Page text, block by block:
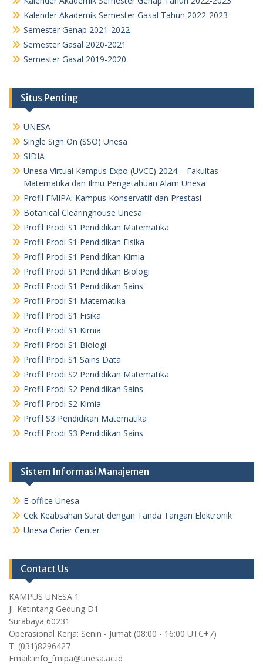
Kalender Akademik Semester Gasal Tahun 2022-2023
Semester Genap 2021-2022
Semester Gasal 2020-2021
Semester Gasal 2019-2020
Situs Penting
UNESA
Single Sign On (SSO) Unesa
SIDIA
Unesa Virtual Kampus Expo (UVCE) 2024 – Fakultas
Matematika dan Ilmu Pengetahuan Alam Unesa
Profil FMIPA: Kampus Konservatif dan Prestasi
Botanical Clearinghouse Unesa
Profil Prodi S1 Pendidikan Matematika
Profil Prodi S1 Pendidikan Fisika
Profil Prodi S1 Pendidikan Kimia
Profil Prodi S1 Pendidikan Biologi
Profil Prodi S1 Pendidikan Sains
Profil Prodi S1 Matematika
Profil Prodi S1 Fisika
Profil Prodi S1 Kimia
Profil Prodi S1 Biologi
Profil Prodi S1 Sains Data
Profil Prodi S2 Pendidikan Matematika
Profil Prodi S2 Pendidikan Sains
Profil Prodi S2 Kimia
Profil S3 Pendidikan Matematika
Profil Prodi S3 Pendidikan Sains
Sistem Informasi Manajemen
E-office Unesa
Cek Keabsahan Surat dengan Tanda Tangan Elektronik
Unesa Carier Center
Contact Us
KAMPUS UNESA 1
Jl. Ketintang Gedung D1
Surabaya 60231
Operasional Kerja: Senin - Jumat (08:00 - 16:00 UTC+7)
T: (031)8296427
Email: info_fmipa@unesa.ac.id